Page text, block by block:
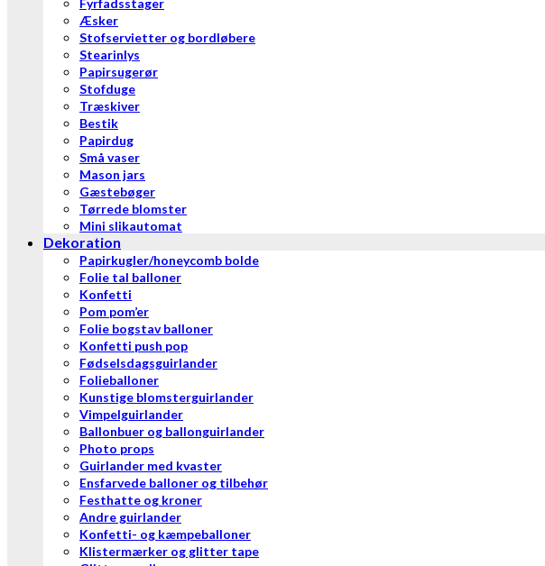
Fyrfadsstager
Æsker
Stofservietter og bordløbere
Stearinlys
Papirsugerør
Stofduge
Træskiver
Bestik
Papirdug
Små vaser
Mason jars
Gæstebøger
Tørrede blomster
Mini slikautomat
Dekoration
Papirkugler/honeycomb bolde
Folie tal balloner
Konfetti
Pom pom’er
Folie bogstav balloner
Konfetti push pop
Fødselsdagsguirlander
Folieballoner
Kunstige blomsterguirlander
Vimpelguirlander
Ballonbuer og ballonguirlander
Photo props
Guirlander med kvaster
Ensfarvede balloner og tilbehør
Festhatte og kroner
Andre guirlander
Konfetti- og kæmpeballoner
Klistermærker og glitter tape